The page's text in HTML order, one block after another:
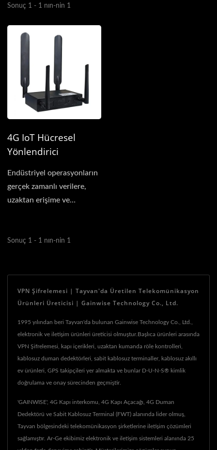
Sonuç 1 - 1 nın-nin 1
4G IoT Hücresel
Yönlendirici
Endüstriyel operasyonların
gerçek zamanlı verilere,
uzaktan erişime ve
Sonuç 1 - 1 nın-nin 1
VPN Şifrelemesi | Tayvan'da Üretilen Telekomünikasyon
Ürünleri Üreticisi | Gainwise Technology Co., Ltd.
1995 yılından beri Tayvan'da bulunan Gainwise Technology Co., Ltd.,
elektronik ve iletişim ürünleri üreticisi olmuştur.Başlıca ürünleri arasında
VPN Şifrelemesi, kapı içerikleri, uzaktan kumanda röle kontrolleri,
kablosuz duman dedektörleri, sabit kablosuz terminaller, kablosuz akıllı
ev ürünleri, GPS takipçileri yer almakta ve bunlar D-U-N-S® kimlik
doğrulama ve onay sürecinden geçmiştir.
'GAINWISE', 4G Kapı interkomu, 4G Kapı Açacağı, 4G Duman
Dedektörü ve Sabit Kablosuz Terminal (FWT) alanında lider olmuş,
Tayvan bölgesindeki telekomünikasyon şirketlerine iletişim çözümleri
sağlamıştır. Ar-Ge ekibimiz elektronik ve iletişim sistemleri alanında 25